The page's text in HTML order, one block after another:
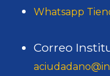
Whatsapp
Correo